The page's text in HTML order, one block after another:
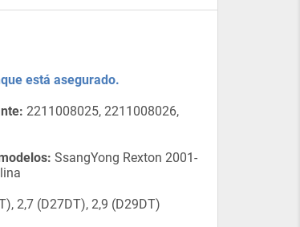
está asegurado.
2211008025, 2211008026,
SsangYong Rexton 2001-
2,7 (D27DT), 2,9 (D29DT)